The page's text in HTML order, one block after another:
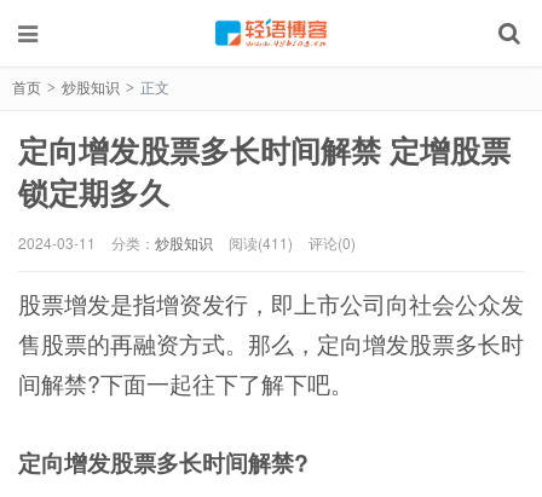
首页 > 炒股知识 > 正文
定向增发股票多长时间解禁 定增股票
锁定期多久
2024-03-11 分类： 炒股知识 阅读(411) 评论(0)
股票增发是指增资发行，即上市公司向社会公众发
售股票的再融资方式。那么，定向增发股票多长时
间解禁?下面一起往下了解下吧。
定向增发股票多长时间解禁?